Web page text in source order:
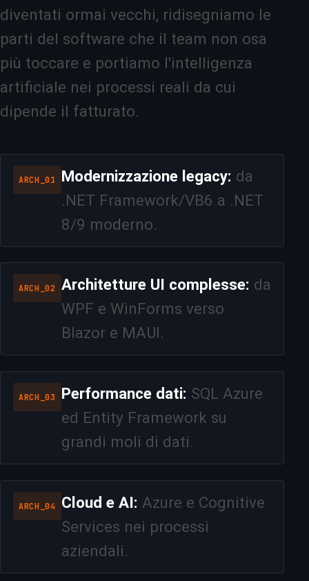
diventati ormai vecchi, ridisegniamo le
parti del software che il team non osa
più toccare e portiamo l'intelligenza
artificiale nei processi reali da cui
dipende il fatturato.
ARCH_01 Modernizzazione legacy: da
.NET Framework/VB6 a .NET
8/9 moderno.
ARCH_02 Architetture UI complesse: da
WPF e WinForms verso
Blazor e MAUI.
ARCH_03 Performance dati: SQL Azure
ed Entity Framework su
grandi moli di dati.
ARCH_04 Cloud e AI: Azure e Cognitive
Services nei processi
aziendali.